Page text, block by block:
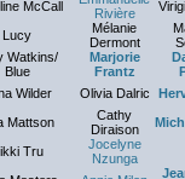
McCall
Rivière
Lucy
Mélanie
Dermont
Watkins/
Blue
Marjorie
Frantz
Wilder Olivia Dalric
Mattson
Cathy
Diraison
Tru
Jocelyne
Nzunga